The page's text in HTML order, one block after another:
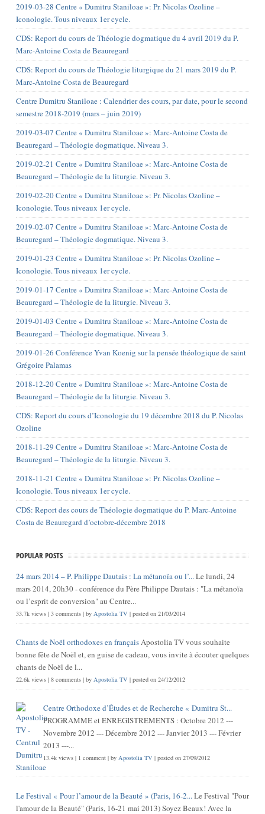
2019-03-28 Centre « Dumitru Staniloae »: Pr. Nicolas Ozoline –
Iconologie. Tous niveaux 1er cycle.
CDS: Report du cours de Théologie dogmatique du 4 avril 2019 du P.
Marc-Antoine Costa de Beauregard
CDS: Report du cours de Théologie liturgique du 21 mars 2019 du P.
Marc-Antoine Costa de Beauregard
Centre Dumitru Staniloae : Calendrier des cours, par date, pour le second
semestre 2018-2019 (mars – juin 2019)
2019-03-07 Centre « Dumitru Staniloae »: Marc-Antoine Costa de
Beauregard – Théologie dogmatique. Niveau 3.
2019-02-21 Centre « Dumitru Staniloae »: Marc-Antoine Costa de
Beauregard – Théologie de la liturgie. Niveau 3.
2019-02-20 Centre « Dumitru Staniloae »: Pr. Nicolas Ozoline –
Iconologie. Tous niveaux 1er cycle.
2019-02-07 Centre « Dumitru Staniloae »: Marc-Antoine Costa de
Beauregard – Théologie dogmatique. Niveau 3.
2019-01-23 Centre « Dumitru Staniloae »: Pr. Nicolas Ozoline –
Iconologie. Tous niveaux 1er cycle.
2019-01-17 Centre « Dumitru Staniloae »: Marc-Antoine Costa de
Beauregard – Théologie de la liturgie. Niveau 3.
2019-01-03 Centre « Dumitru Staniloae »: Marc-Antoine Costa de
Beauregard – Théologie dogmatique. Niveau 3.
2019-01-26 Conférence Yvan Koenig sur la pensée théologique de saint
Grégoire Palamas
2018-12-20 Centre « Dumitru Staniloae »: Marc-Antoine Costa de
Beauregard – Théologie de la liturgie. Niveau 3.
CDS: Report du cours d’Iconologie du 19 décembre 2018 du P. Nicolas
Ozoline
2018-11-29 Centre « Dumitru Staniloae »: Marc-Antoine Costa de
Beauregard – Théologie de la liturgie. Niveau 3.
2018-11-21 Centre « Dumitru Staniloae »: Pr. Nicolas Ozoline –
Iconologie. Tous niveaux 1er cycle.
CDS: Report des cours de Théologie dogmatique du P. Marc-Antoine
Costa de Beauregard d’octobre-décembre 2018
POPULAR POSTS
24 mars 2014 – P. Philippe Dautais : La métanoïa ou l’...Le lundi, 24
mars 2014, 20h30 - conférence du Père Philippe Dautais : "La métanoïa
ou l’esprit de conversion" au Centre...
33.7k views| 3 comments| by Apostolia TV | posted on 21/03/2014
Chants de Noël orthodoxes en françaisApostolia TV vous souhaite
bonne fête de Noël et, en guise de cadeau, vous invite à écouter quelques
chants de Noël de l...
22.6k views| 8 comments| by Apostolia TV | posted on 24/12/2012
Centre Orthodoxe d’Études et de Recherche « Dumitru St...
PROGRAMME et ENREGISTREMENTS : Octobre 2012 ---
Novembre 2012 --- Décembre 2012 --- Janvier 2013 --- Février
2013 ---...
13.4k views| 1 comment| by Apostolia TV | posted on 27/09/2012
Le Festival « Pour l’amour de la Beauté » (Paris, 16-2...Le Festival "Pour
l'amour de la Beauté" (Paris, 16-21 mai 2013) Soyez Beaux! Avec la